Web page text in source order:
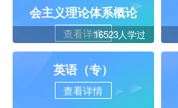
会主义理论体系概论
查看详情16523人学过
英语（专）
查看详情